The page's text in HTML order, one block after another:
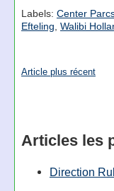
Labels: Center
Efteling, Walibi
Article plus récent
Articles les
Direction